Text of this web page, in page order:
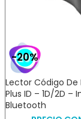
-20%
Lector Código De
Plus ID – 1D/2D –
Bluetooth